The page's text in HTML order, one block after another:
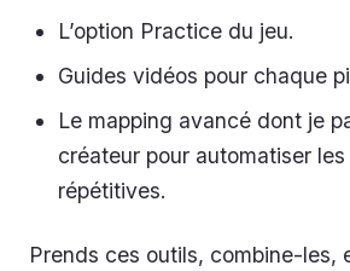
L’option Practice du jeu.
Guides vidéos pour chaque
Le mapping avancé dont je
créateur pour automatiser
répétitives.
Prends ces outils, combine-les,